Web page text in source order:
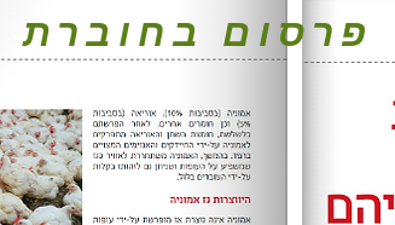
פרסום בחוברת